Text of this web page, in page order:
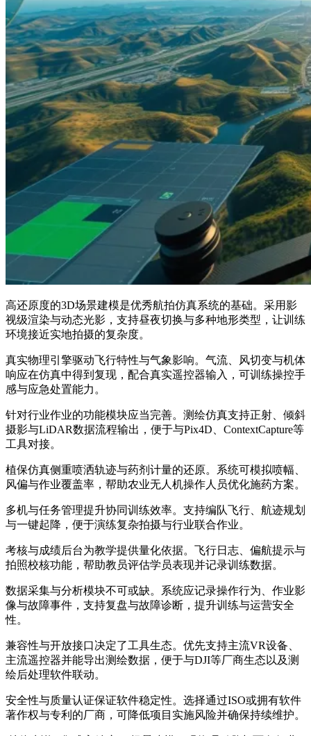
高还原度的3D场景建模是优秀航拍仿真系统的基础。采用影
视级渲染与动态光影，支持昼夜切换与多种地形类型，让训练
环境接近实地拍摄的复杂度。
真实物理引擎驱动飞行特性与气象影响。气流、风切变与机体
响应在仿真中得到复现，配合真实遥控器输入，可训练操控手
感与应急处置能力。
针对行业作业的功能模块应当完善。测绘仿真支持正射、倾斜
摄影与LiDAR数据流程输出，便于与Pix4D、ContextCapture等
工具对接。
植保仿真侧重喷洒轨迹与药剂计量的还原。系统可模拟喷幅、
风偏与作业覆盖率，帮助农业无人机操作人员优化施药方案。
多机与任务管理提升协同训练效率。支持编队飞行、航迹规划
与一键起降，便于演练复杂拍摄与行业联合作业。
考核与成绩后台为教学提供量化依据。飞行日志、偏航提示与
拍照校核功能，帮助教员评估学员表现并记录训练数据。
数据采集与分析模块不可或缺。系统应记录操作行为、作业影
像与故障事件，支持复盘与故障诊断，提升训练与运营安全
性。
兼容性与开放接口决定了工具生态。优先支持主流VR设备、
主流遥控器并能导出测绘数据，便于与DJI等厂商生态以及测
绘后处理软件联动。
安全性与质量认证保证软件稳定性。选择通过ISO或拥有软件
著作权与专利的厂商，可降低项目实施风险并确保持续维护。